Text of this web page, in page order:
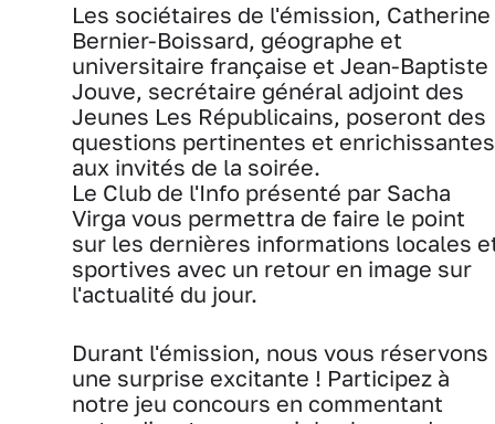
Les sociétaires de l'émission, Catherine
Bernier-Boissard, géographe et
universitaire française et Jean-Baptiste
Jouve, secrétaire général adjoint des
Jeunes Les Républicains, poseront des
questions pertinentes et enrichissantes
aux invités de la soirée.
Le Club de l'Info présenté par Sacha
Virga vous permettra de faire le point
sur les dernières informations locales
sportives avec un retour en image sur
l'actualité du jour.
Durant l'émission, nous vous réservons
une surprise excitante ! Participez à
notre jeu concours en commentant